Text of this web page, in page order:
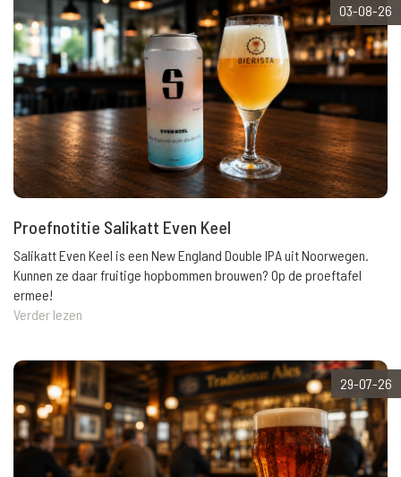
03-08-26
Proefnotitie Salikatt Even Keel
Salikatt Even Keel is een New England Double IPA uit Noorwegen.
Kunnen ze daar fruitige hopbommen brouwen? Op de proeftafel
ermee!
Verder lezen
29-07-26